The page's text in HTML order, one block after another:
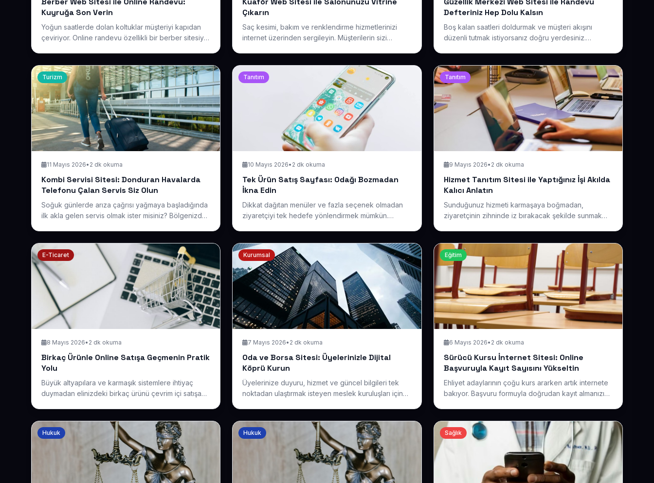
Kuyruğa Son Verin
Yoğun saatlerde dolan koltuklar müşteriyi kapıdan
çeviriyor. Online randevu özellikli bir berber sitesiyle
paylaşıyoruz.
Çıkarın
Saç kesimi, bakım ve renklendirme hizmetlerinizi
internet üzerinden sergileyin. Müşterilerin sizi
yazıda anlatıyoruz.
Defteriniz Hep Dolu Kalsın
Boş kalan saatleri doldurmak ve müşteri akışını
düzenli tutmak istiyorsanız doğru yerdesiniz.
paylaşıyoruz.
Turizm
11 Mayıs 2026• 2 dk okuma
Kombi Servisi Sitesi: Donduran Havalarda
Telefonu Çalan Servis Siz Olun
Soğuk günlerde arıza çağrısı yağmaya başladığında
ilk akla gelen servis olmak ister misiniz? Bölgenizde
alıyoruz.
Tanıtım
10 Mayıs 2026• 2 dk okuma
Tek Ürün Satış Sayfası: Odağı Bozmadan
İkna Edin
Dikkat dağıtan menüler ve fazla seçenek olmadan
ziyaretçiyi tek hedefe yönlendirmek mümkün.
bir sayfanın mantığını açıklıyoruz.
Tanıtım
9 Mayıs 2026• 2 dk okuma
Hizmet Tanıtım Sitesi ile Yaptığınız İşi Akılda
Kalıcı Anlatın
Sunduğunuz hizmeti karmaşaya boğmadan,
ziyaretçinin zihninde iz bırakacak şekilde sunmak
inceliklerini paylaşıyoruz.
E-Ticaret
8 Mayıs 2026• 2 dk okuma
Birkaç Ürünle Online Satışa Geçmenin Pratik
Yolu
Büyük altyapılara ve karmaşık sistemlere ihtiyaç
duymadan elinizdeki birkaç ürünü çevrim içi satışa
mağazanın nasıl başlatılacağını anlatıyoruz.
Kurumsal
7 Mayıs 2026• 2 dk okuma
Oda ve Borsa Sitesi: Üyelerinizle Dijital
Köprü Kurun
Üyelerinize duyuru, hizmet ve güncel bilgileri tek
noktadan ulaştırmak isteyen meslek kuruluşları için
platformun temellerini paylaşıyoruz.
Eğitim
6 Mayıs 2026• 2 dk okuma
Sürücü Kursu İnternet Sitesi: Online
Başvuruyla Kayıt Sayısını Yükseltin
Ehliyet adaylarının çoğu kurs ararken artık internete
bakıyor. Başvuru formuyla doğrudan kayıt almanızı
anlatıyoruz.
Hukuk Hukuk Sağlık